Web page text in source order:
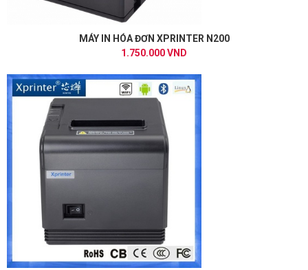
MÁY IN HÓA ĐƠN XPRINTER N200
1.750.000 VND